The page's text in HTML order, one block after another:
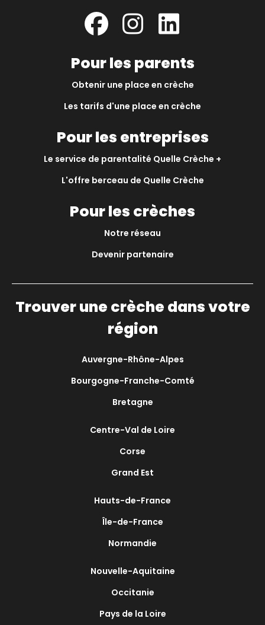
Pour les parents
Obtenir une place en crèche
Les tarifs d'une place en crèche
Pour les entreprises
Le service de parentalité Quelle Crèche +
L'offre berceau de Quelle Crèche
Pour les crèches
Notre réseau
Devenir partenaire
Trouver une crèche dans votre
région
Auvergne-Rhône-Alpes
Bourgogne-Franche-Comté
Bretagne
Centre-Val de Loire
Corse
Grand Est
Hauts-de-France
Île-de-France
Normandie
Nouvelle-Aquitaine
Occitanie
Pays de la Loire